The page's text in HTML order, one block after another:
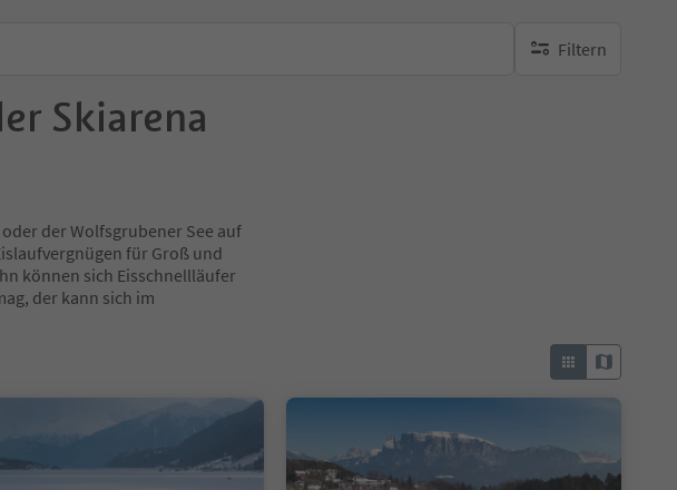
Filtern
keine aktiven Filte
Skiarena
der Wolfsgrubener See auf
für Groß und
können sich Eisschnellläufer
der kann sich im